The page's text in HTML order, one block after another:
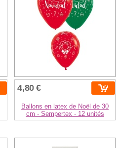
4,80 €
Ballons en latex de Noël de 30
cm - Sempertex - 12 unités